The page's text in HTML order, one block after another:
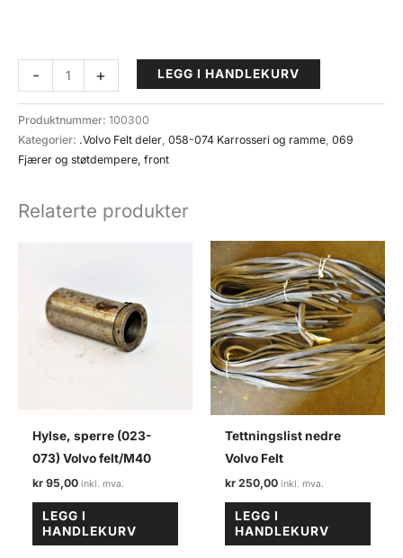
-
Fjæroppheng
bladfjær
rep.
sett
(069-
Volvo
+ LEGG I HANDLEKURV
Produktnummer: 100300
Kategorier: .Volvo Felt deler 058-074 Karrosseri og ramme 069
Fjærer og støtdempere, front
Relaterte produkter
Hylse, sperre (023-
073) Volvo felt/M40
kr 95,00
LEGG I
HANDLEKURV
Tettningslist nedre
Volvo Felt
kr 250,00
LEGG I
HANDLEKURV